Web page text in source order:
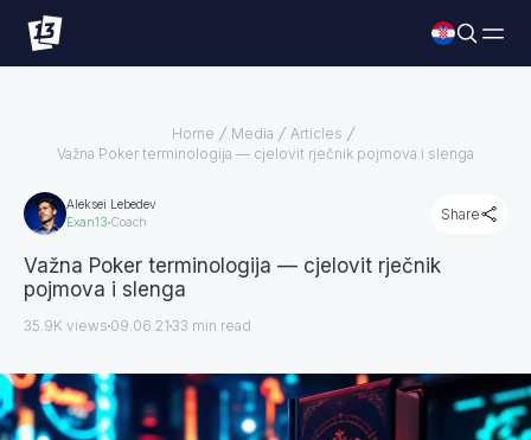
Home Media
Articles
Važna Poker terminologija — cjelovit rječnik pojmova i slenga
Aleksei Lebedev
Exan13 Coach Share
Važna Poker terminologija — cjelovit rječnik
pojmova i slenga
35.9K views 09.06.21 33 min read